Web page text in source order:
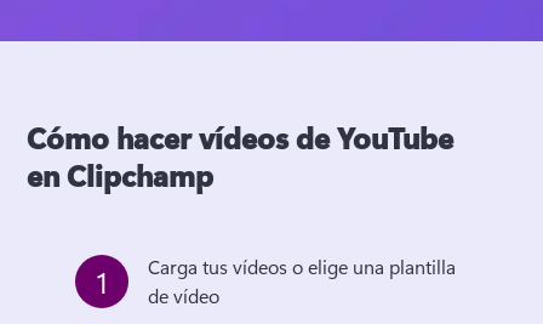
Cómo hacer vídeos de YouTube
en Clipchamp
1
Carga tus vídeos o elige una plantilla
de vídeo